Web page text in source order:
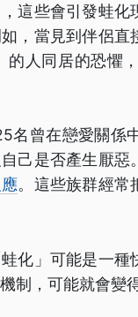
這些會引發蛙
，當見到伴侶
的人同居的恐懼
名曾在戀愛關係
己是否產生厭惡
。這些族群經常
化」可能是一種
制，可能就會變